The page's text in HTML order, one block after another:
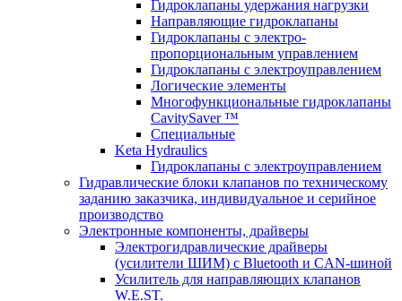
Гидроклапаны удержания нагрузки
Направляющие гидроклапаны
Гидроклапаны с электро-
пропорциональным управлением
Гидроклапаны с электроуправлением
Логические элементы
Многофункциональные гидроклапаны
CavitySaver ™
Специальные
Keta Hydraulics
Гидроклапаны с электроуправлением
Гидравлические блоки клапанов по техническому
заданию заказчика, индивидуальное и серийное
производство
Электронные компоненты, драйверы
Электрогидравлические драйверы
(усилители ШИМ) с Bluetooth и CAN-шиной
Усилитель для направляющих клапанов
W.E.ST.